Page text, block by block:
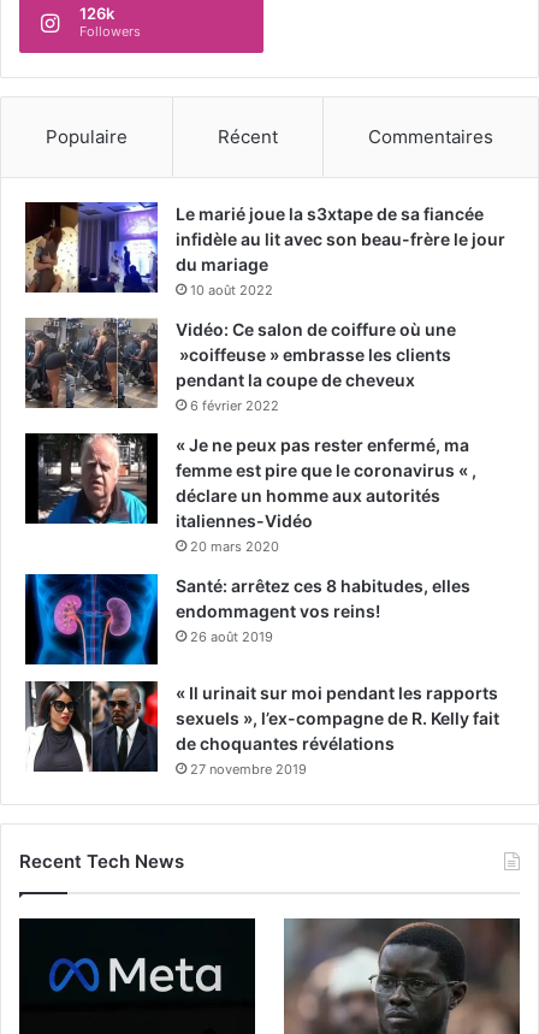
126k
Followers
Populaire Récent Commentaires
Le marié joue la s3xtape de sa fiancée
infidèle au lit avec son beau-frère le jour
du mariage
10 août 2022
Vidéo: Ce salon de coiffure où une
»coiffeuse » embrasse les clients
pendant la coupe de cheveux
6 février 2022
« Je ne peux pas rester enfermé, ma
femme est pire que le coronavirus « ,
déclare un homme aux autorités
italiennes-Vidéo
20 mars 2020
Santé: arrêtez ces 8 habitudes, elles
endommagent vos reins!
26 août 2019
« Il urinait sur moi pendant les rapports
sexuels », l’ex-compagne de R. Kelly fait
de choquantes révélations
27 novembre 2019
Recent Tech News